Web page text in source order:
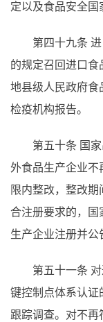
定以及食品安全国
第四十九条
的规定召回进口食
地县级人民政府食
检疫机构报告。
第五十条 国
外食品生产企业不
限内整改，整改
合注册要求的，国
生产企业注册并公
第五十一条
键控制点体系认证
跟踪调查。对不再